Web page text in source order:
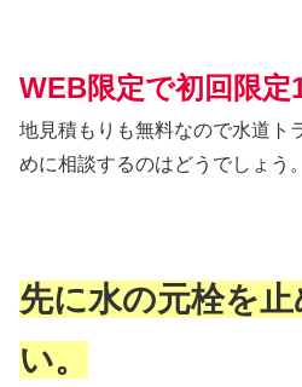
WEB限定で初回限定
地見積もりも無料なので水道ト
めに相談するのはどうでしょう。
先に水の元栓を
い。